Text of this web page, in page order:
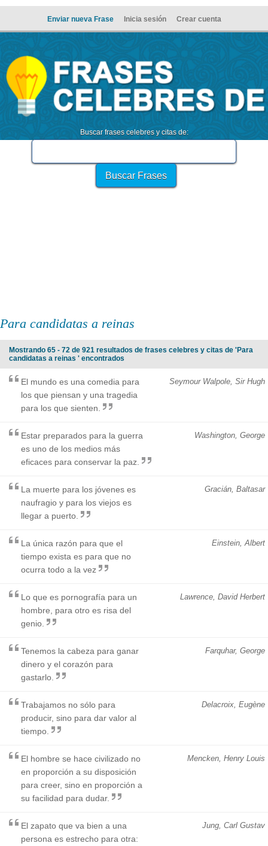
Enviar nueva Frase Inicia sesión Crear cuenta
Buscar frases celebres y citas de:
Para candidatas a reinas
Mostrando 65 - 72 de 921 resultados de frases celebres y citas de 'Para
candidatas a reinas ' encontrados
Seymour Walpole, Sir Hugh
El mundo es una comedia para
los que piensan y una tragedia
para los que sienten.
Washington, George
Estar preparados para la guerra
es uno de los medios más
eficaces para conservar la paz.
Gracián, Baltasar
La muerte para los jóvenes es
naufragio y para los viejos es
llegar a puerto.
Einstein, Albert
La única razón para que el
tiempo exista es para que no
ocurra todo a la vez
Lawrence, David Herbert
Lo que es pornografía para un
hombre, para otro es risa del
genio.
Farquhar, George
Tenemos la cabeza para ganar
dinero y el corazón para
gastarlo.
Delacroix, Eugène
Trabajamos no sólo para
producir, sino para dar valor al
tiempo.
Mencken, Henry Louis
El hombre se hace civilizado no
en proporción a su disposición
para creer, sino en proporción a
su facilidad para dudar.
Jung, Carl Gustav
El zapato que va bien a una
persona es estrecho para otra: